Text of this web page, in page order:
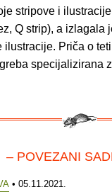
stripove i
Q strip), a izlagala
Priča o
specijalizirana
– POVEZANI
• 05.11.2021.